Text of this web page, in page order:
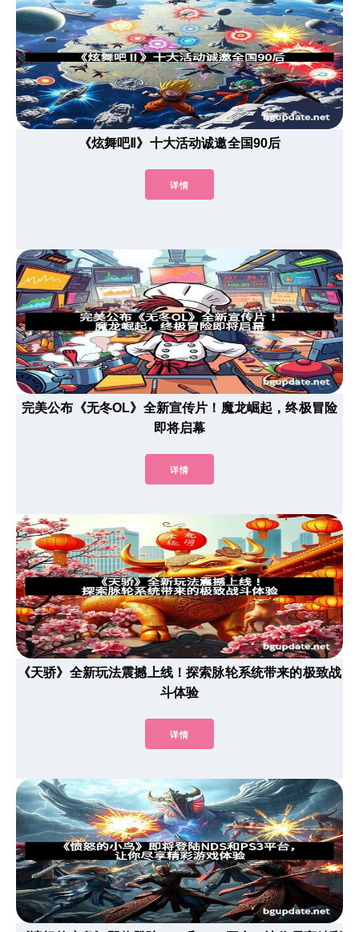
《炫舞吧Ⅱ》十大活动诚邀全国90后
详情
完美公布《无冬OL》全新宣传片！魔龙崛起，终极冒险
即将启幕
详情
《天骄》全新玩法震撼上线！探索脉轮系统带来的极致战
斗体验
详情